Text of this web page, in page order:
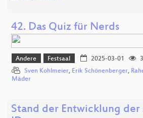
42. Das Quiz für Nerds
Andere Festsaal 2025-03-01
Sven Kohlmeier, Erik Schönenberger,
Mäder
Stand der Entwicklung der